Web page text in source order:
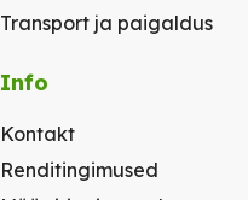
Transport ja paigaldus
Info
Kontakt
Renditingimused